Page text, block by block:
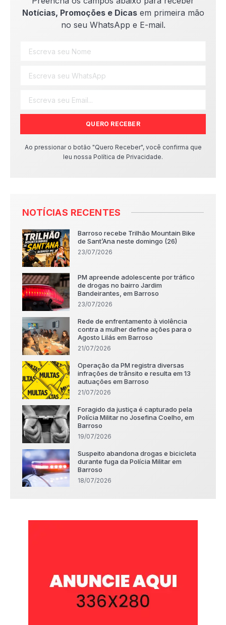
Notícias, Promoções e Dicasem primeira mão
no seu WhatsApp e E-mail.
QUERO RECEBER
Ao pressionar o botão "Quero Receber", você confirma que
leu nossa Política de Privacidade.
NOTÍCIAS RECENTES
Barroso recebe Trilhão Mountain Bike
de Sant’Ana neste domingo (26)
23/07/2026
PM apreende adolescente por tráfico
de drogas no bairro Jardim
Bandeirantes, em Barroso
23/07/2026
Rede de enfrentamento à violência
contra a mulher define ações para o
Agosto Lilás em Barroso
21/07/2026
Operação da PM registra diversas
infrações de trânsito e resulta em 13
autuações em Barroso
21/07/2026
Foragido da justiça é capturado pela
Polícia Militar no Josefina Coelho, em
Barroso
19/07/2026
Suspeito abandona drogas e bicicleta
durante fuga da Polícia Militar em
Barroso
18/07/2026